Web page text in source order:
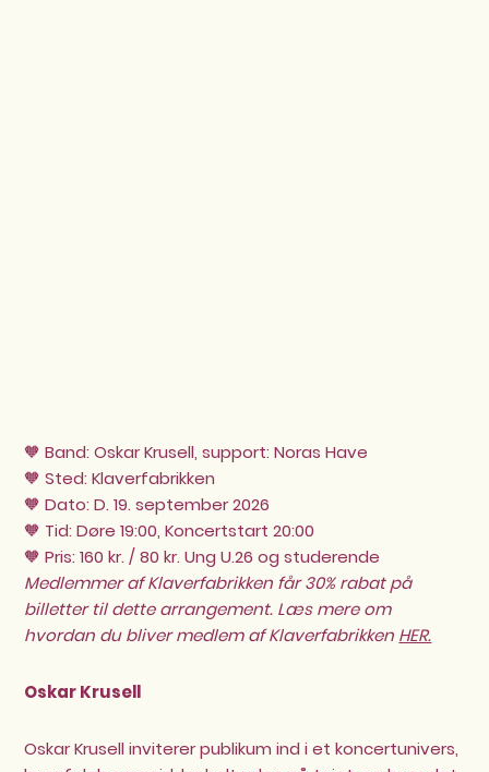
🧡 Band: Oskar Krusell, support: Noras Have
🧡 Sted: Klaverfabrikken
🧡 Dato: D. 19. september 2026
🧡 Tid: Døre 19:00, Koncertstart 20:00
🧡 Pris: 160 kr. / 80 kr. Ung U.26 og studerende
Medlemmer af Klaverfabrikken får 30% rabat på
billetter til dette arrangement. Læs mere om
hvordan du bliver medlem af Klaverfabrikken HER.
Oskar Krusell
Oskar Krusell inviterer publikum ind i et koncertunivers,